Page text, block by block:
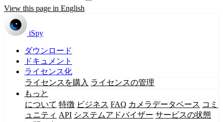
View this page in English
iSpy
ダウンロード
ドキュメント
ライセンス化
ライセンスを購入 ライセンスの管理
もっと
について 特徴 ビジネス FAQ カメラデータベース コミ
ュニティ API システムアドバイザー サービスの状態